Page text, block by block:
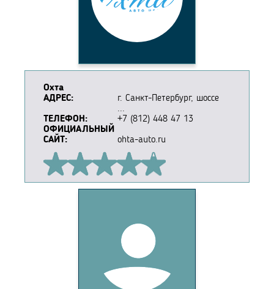
Охта
АДРЕС:
г. Санкт-Петербург, шоссе
...
ТЕЛЕФОН:
+7 (812) 448 47 13
ОФИЦИАЛЬНЫЙ
САЙТ:
ohta-auto.ru